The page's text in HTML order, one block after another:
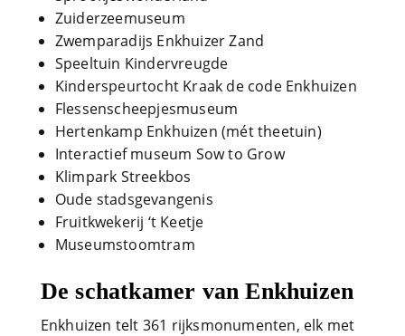
Zuiderzeemuseum
Zwemparadijs Enkhuizer Zand
Speeltuin Kindervreugde
Kinderspeurtocht Kraak de code Enkhuizen
Flessenscheepjesmuseum
Hertenkamp Enkhuizen (mét theetuin)
Interactief museum Sow to Grow
Klimpark Streekbos
Oude stadsgevangenis
Fruitkwekerij ‘t Keetje
Museumstoomtram
De schatkamer van Enkhuizen
Enkhuizen telt 361 rijksmonumenten, elk met